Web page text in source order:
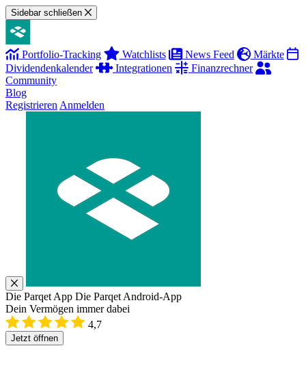
Sidebar schließen
Portfolio-Tracking Watchlists News Feed
Märkte
Dividendenkalender
Integrationen
Finanzrechner
Community
Blog
Registrieren Anmelden
Die Parqet App Die Parqet Android-App
Dein Vermögen immer dabei
4,7
Jetzt öffnen